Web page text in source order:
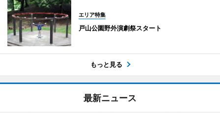
エリア特集
戸山公園野外演劇祭スタート
もっと見る
最新ニュース